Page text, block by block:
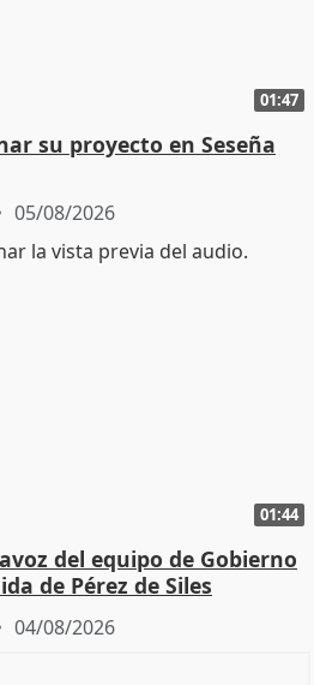
01:47
su proyecto en Seseña
05/08/2026
01:44
del equipo de Gobierno
de Pérez de Siles
04/08/2026